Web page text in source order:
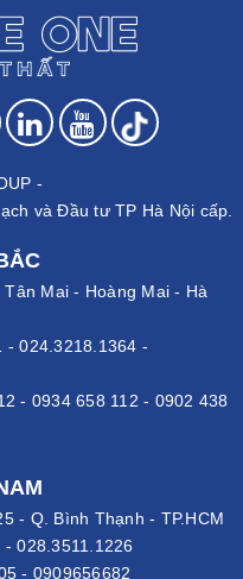
-
và Đầu tư TP Hà Nội cấp.
Mai - Hoàng Mai - Hà
-024.3218.1364 -
- 0934 658 112 - 0902 438
- Q. Bình Thạnh - TP.HCM
-028.3511.1226
- 0909656682